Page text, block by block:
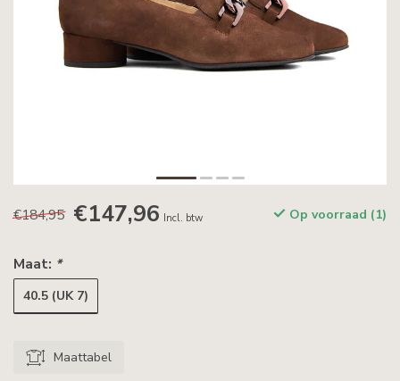
€184,95 €147,96 Incl. btw Op voorraad (1)
Maat: *
40.5 (UK 7)
Maattabel